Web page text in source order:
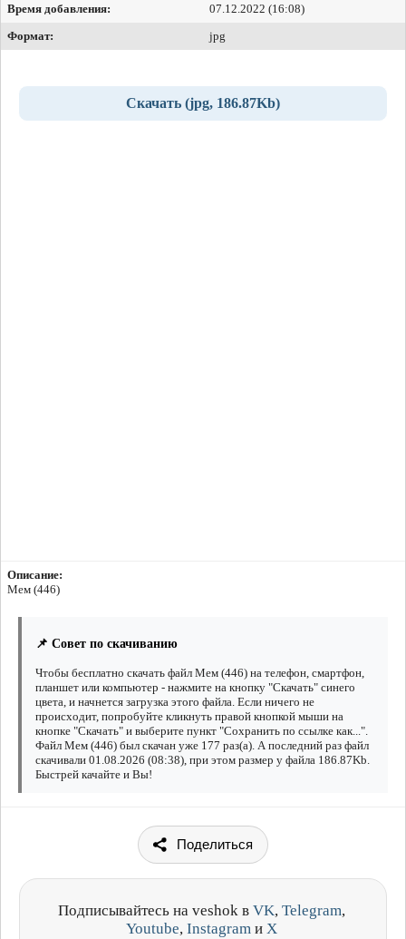
Время добавления:
07.12.2022 (16:08)
Формат:
jpg
Скачать (jpg, 186.87Kb)
Описание:
Мем (446)
📌 Совет по скачиванию
Чтобы бесплатно скачать файл Мем (446) на телефон, смартфон,
планшет или компьютер - нажмите на кнопку "Скачать" синего
цвета, и начнется загрузка этого файла. Если ничего не
происходит, попробуйте кликнуть правой кнопкой мыши на
кнопке "Скачать" и выберите пункт "Сохранить по ссылке как...".
Файл Мем (446) был скачан уже 177 раз(а). А последний раз файл
скачивали 01.08.2026 (08:38), при этом размер у файла 186.87Kb.
Быстрей качайте и Вы!
Поделиться
Подписывайтесь на veshok в VK, Telegram,
Youtube, Instagram и X